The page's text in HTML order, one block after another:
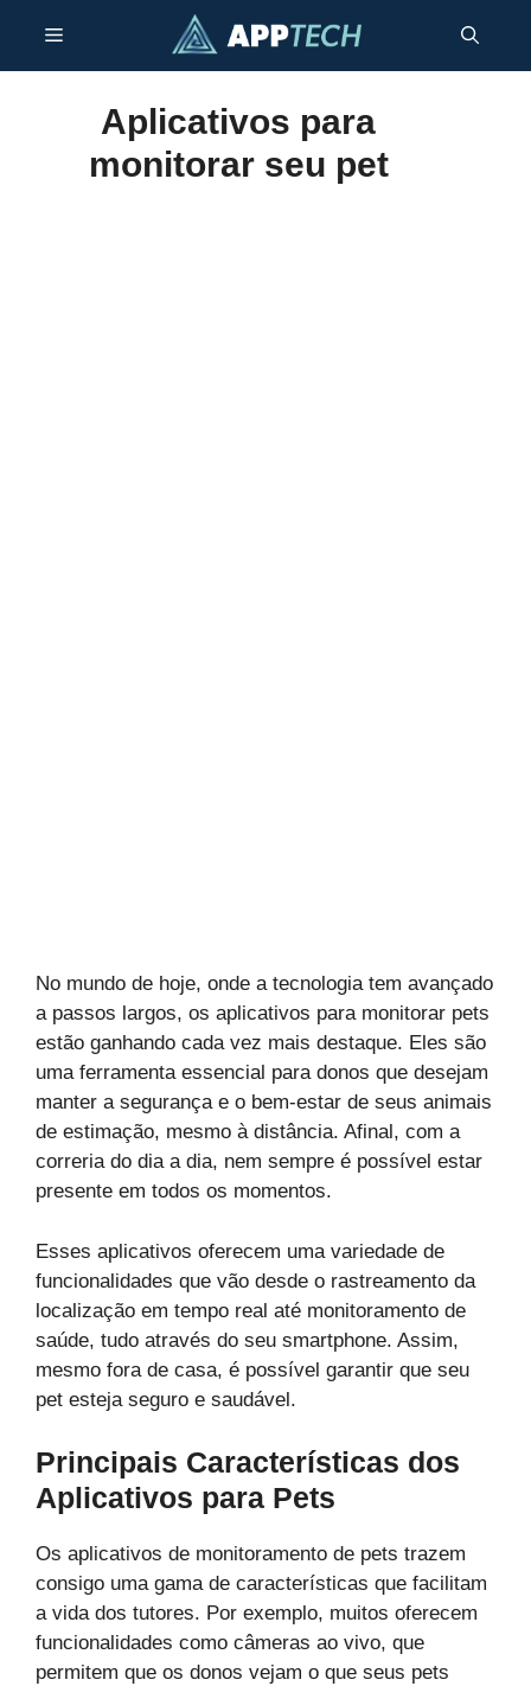
content
Menu
Aplicativos para
monitorar seu pet
No mundo de hoje, onde a tecnologia tem avançado
a passos largos, os aplicativos para monitorar pets
estão ganhando cada vez mais destaque. Eles são
uma ferramenta essencial para donos que desejam
manter a segurança e o bem-estar de seus animais
de estimação, mesmo à distância. Afinal, com a
correria do dia a dia, nem sempre é possível estar
presente em todos os momentos.
Esses aplicativos oferecem uma variedade de
funcionalidades que vão desde o rastreamento da
localização em tempo real até monitoramento de
saúde, tudo através do seu smartphone. Assim,
mesmo fora de casa, é possível garantir que seu
pet esteja seguro e saudável.
Principais Características dos
Aplicativos para Pets
Os aplicativos de monitoramento de pets trazem
consigo uma gama de características que facilitam
a vida dos tutores. Por exemplo, muitos oferecem
funcionalidades como câmeras ao vivo, que
permitem que os donos vejam o que seus pets